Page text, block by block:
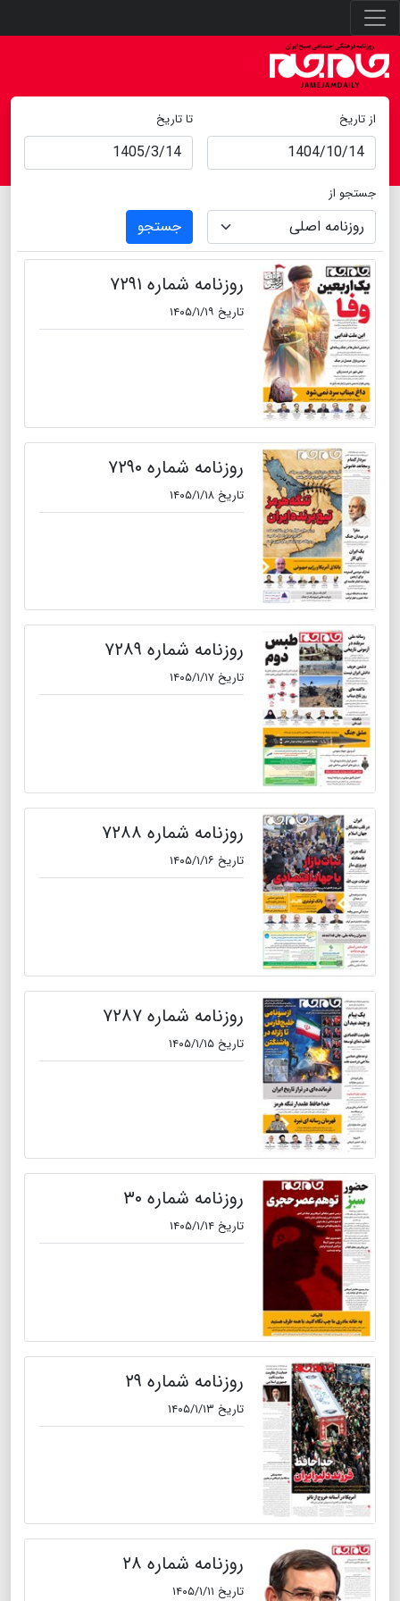
از تاریخ تا تاریخ
جستجو از
جستجو
روزنامه شماره ۷۲۹۱
تاریخ ۱۴۰۵/۱/۱۹
روزنامه شماره ۷۲۹۰
تاریخ ۱۴۰۵/۱/۱۸
روزنامه شماره ۷۲۸۹
تاریخ ۱۴۰۵/۱/۱۷
روزنامه شماره ۷۲۸۸
تاریخ ۱۴۰۵/۱/۱۶
روزنامه شماره ۷۲۸۷
تاریخ ۱۴۰۵/۱/۱۵
روزنامه شماره ۳۰
تاریخ ۱۴۰۵/۱/۱۴
روزنامه شماره ۲۹
تاریخ ۱۴۰۵/۱/۱۳
روزنامه شماره ۲۸
تاریخ ۱۴۰۵/۱/۱۱